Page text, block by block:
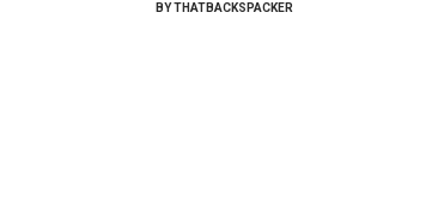
BYTHATBACKSPACKER